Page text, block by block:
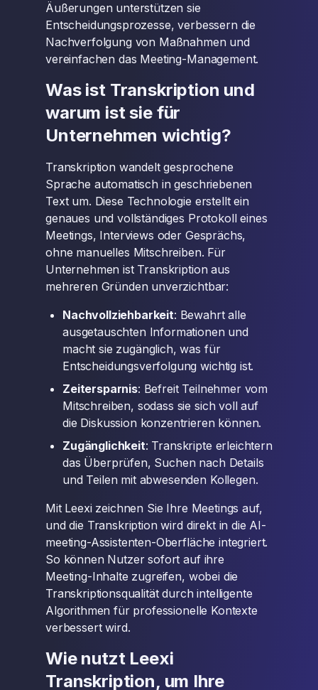
Äußerungen unterstützen sie
Entscheidungsprozesse, verbessern die
Nachverfolgung von Maßnahmen und
vereinfachen das Meeting-Management.
Was ist Transkription und
warum ist sie für
Unternehmen wichtig?
Transkription wandelt gesprochene
Sprache automatisch in geschriebenen
Text um. Diese Technologie erstellt ein
genaues und vollständiges Protokoll eines
Meetings, Interviews oder Gesprächs,
ohne manuelles Mitschreiben. Für
Unternehmen ist Transkription aus
mehreren Gründen unverzichtbar:
Nachvollziehbarkeit: Bewahrt alle
ausgetauschten Informationen und
macht sie zugänglich, was für
Entscheidungsverfolgung wichtig ist.
Zeitersparnis: Befreit Teilnehmer vom
Mitschreiben, sodass sie sich voll auf
die Diskussion konzentrieren können.
Zugänglichkeit: Transkripte erleichtern
das Überprüfen, Suchen nach Details
und Teilen mit abwesenden Kollegen.
Mit Leexi zeichnen Sie Ihre Meetings auf,
und die Transkription wird direkt in die AI-
meeting-Assistenten-Oberfläche integriert.
So können Nutzer sofort auf ihre
Meeting-Inhalte zugreifen, wobei die
Transkriptionsqualität durch intelligente
Algorithmen für professionelle Kontexte
verbessert wird.
Wie nutzt Leexi
Transkription, um Ihre